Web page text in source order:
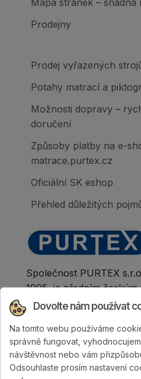
Mapa stránek – snadná
Prodejny
Prodej vyřazených
Potahy matrací a
Možnosti dopravy –
doručení
Způsoby platby na e-
matrace.purtex.cz
Oficiální SK eshop
Přehled důležitých
Společnost PURTEX
1995, je předním
klinicky hodnocených
Dovolte nám používat
Na tomto webu používáme
správně fungovat,
návštěvnost nebo vám
Odsouhlaste prosím nastavení